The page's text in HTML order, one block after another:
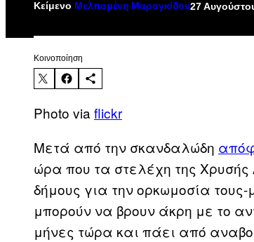
Κείμενο Μελπομένη Μαραγκίδου27
Kοινοποίηση
Photo via flickr
Μετά από την σκανδαλώδη
ώρα που τα στελέχη της
δήμους για την ορκωμοσία
μπορούν να βρουν άκρη με το
μήνες τώρα και πάει από